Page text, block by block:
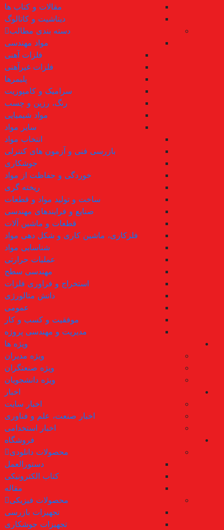
مقالات و کتاب ها
دیتاشیت و کاتالوگ
دسته بندی مطالب
مواد مهندسی
فلزات آهنی
فلزات غیرآهنی
پلیمرها
سرامیک و کامپوزیت
رنگ، رزین و چسب
مواد شیمیایی
سایر مواد
انتخاب مواد
بازرسی فنی و آزمون های کنترلی
جوشکاری
خوردگی و حفاظت از مواد
ریخته گری
ساخت و تولید مواد و قطعات
صنایع و فرایندهای مهندسی
قطعات و ماشین آلات
فلزکاری، ماشین کاری و شکل دهی مواد
شناسایی مواد
عملیات حرارتی
مهندسی سطح
استخراج و فراوری فلزات
دانش متالورژی
عمومی
موفقیت و کسب و کار
مدیریت و مهندسی پروژه
ویژه ها
ویژه مدیران
ویژه صنعتگران
ویژه دانشجویان
اخبار
اخبار سایت
اخبار صنعت، علم و فناوری
اخبار استخدامی
فروشگاه
محصولات دانلودی
دستورالعمل
کتاب الکترونیکی
مقاله
محصولات فیزیکی
تجهیزات بازرسی
تجهیزات جوشکاری